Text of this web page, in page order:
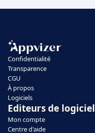
Confidentialité
Transparence
CGU
À propos
Logiciels
Editeurs de logiciel
Mon compte
Centre d'aide